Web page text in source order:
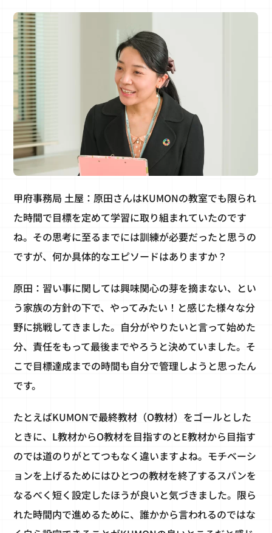
甲府事務局 土屋：原田さんはKUMONの教室でも限られ
た時間で目標を定めて学習に取り組まれていたのです
ね。その思考に至るまでには訓練が必要だったと思うの
ですが、何か具体的なエピソードはありますか？
原田：習い事に関しては興味関心の芽を摘まない、とい
う家族の方針の下で、やってみたい！と感じた様々な分
野に挑戦してきました。自分がやりたいと言って始めた
分、責任をもって最後までやろうと決めていました。そ
こで目標達成までの時間も自分で管理しようと思ったん
です。
たとえばKUMONで最終教材（O教材）をゴールとした
ときに、L教材からO教材を目指すのとE教材から目指す
のでは道のりがとてつもなく違いますよね。モチベーシ
ョンを上げるためにはひとつの教材を終了するスパンを
なるべく短く設定したほうが良いと気づきました。限ら
れた時間内で進めるために、誰かから言われるのではな